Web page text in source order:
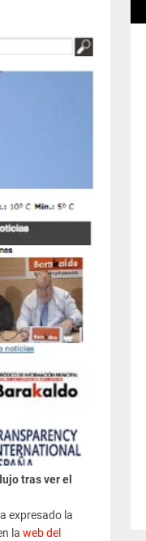
tras ver el
expresado la
la web del